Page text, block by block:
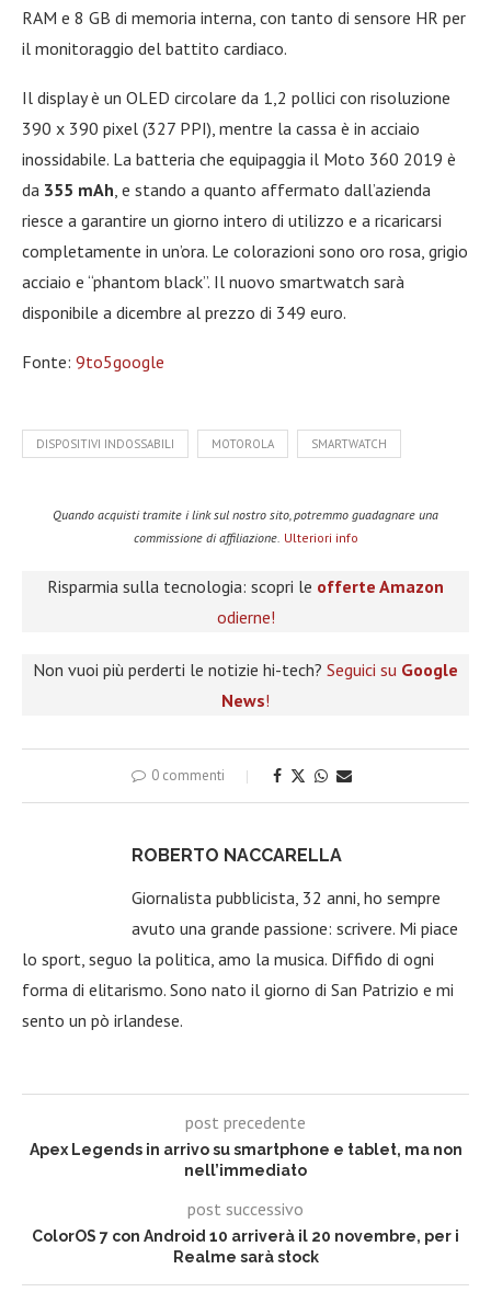
RAM e 8 GB di memoria interna, con tanto di sensore HR per
il monitoraggio del battito cardiaco.
Il display è un OLED circolare da 1,2 pollici con risoluzione
390 x 390 pixel (327 PPI), mentre la cassa è in acciaio
inossidabile. La batteria che equipaggia il Moto 360 2019 è
da 355 mAh, e stando a quanto affermato dall’azienda
riesce a garantire un giorno intero di utilizzo e a ricaricarsi
completamente in un’ora. Le colorazioni sono oro rosa, grigio
acciaio e “phantom black”. Il nuovo smartwatch sarà
disponibile a dicembre al prezzo di 349 euro.
Fonte: 9to5google
DISPOSITIVI INDOSSABILI MOTOROLA SMARTWATCH
Quando acquisti tramite i link sul nostro sito, potremmo guadagnare una
commissione di affiliazione. Ulteriori info
Risparmia sulla tecnologia: scopri le offerte Amazon
odierne!
Non vuoi più perderti le notizie hi-tech? Seguici su Google
News!
0 commenti
ROBERTO NACCARELLA
Giornalista pubblicista, 32 anni, ho sempre
avuto una grande passione: scrivere. Mi piace
lo sport, seguo la politica, amo la musica. Diffido di ogni
forma di elitarismo. Sono nato il giorno di San Patrizio e mi
sento un pò irlandese.
post precedente
Apex Legends in arrivo su smartphone e tablet, ma non
nell’immediato
post successivo
ColorOS 7 con Android 10 arriverà il 20 novembre, per i
Realme sarà stock